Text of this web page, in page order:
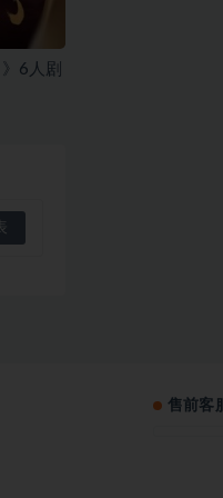
6人剧
售前客